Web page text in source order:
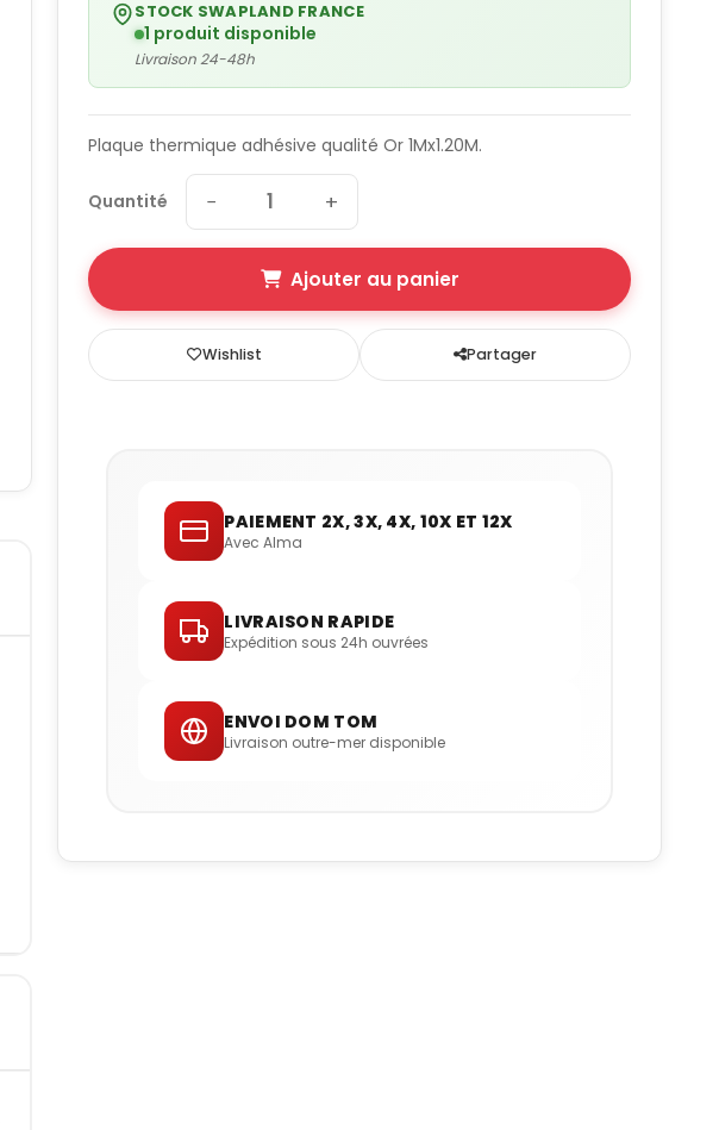
STOCK SWAPLAND FRANCE
1 produit disponible
Livraison 24-48h
Plaque thermique adhésive qualité Or 1Mx1.20M.
Quantité − +
Ajouter au panier
Wishlist Partager
PAIEMENT 2X, 3X, 4X, 10X ET 12X
Avec Alma
LIVRAISON RAPIDE
Expédition sous 24h ouvrées
ENVOI DOM TOM
Livraison outre-mer disponible